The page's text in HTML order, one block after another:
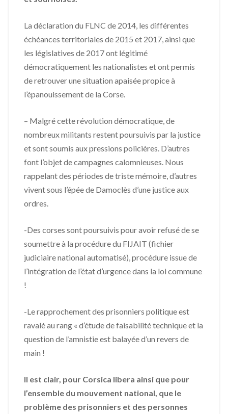
La déclaration du FLNC de 2014, les différentes
échéances territoriales de 2015 et 2017, ainsi que
les législatives de 2017 ont légitimé
démocratiquement les nationalistes et ont permis
de retrouver une situation apaisée propice à
l’épanouissement de la Corse.
– Malgré cette révolution démocratique, de
nombreux militants restent poursuivis par la justice
et sont soumis aux pressions policières. D’autres
font l’objet de campagnes calomnieuses. Nous
rappelant des périodes de triste mémoire, d’autres
vivent sous l’épée de Damoclès d’une justice aux
ordres.
-Des corses sont poursuivis pour avoir refusé de se
soumettre à la procédure du FIJAIT (fichier
judiciaire national automatisé), procédure issue de
l’intégration de l’état d’urgence dans la loi commune
!
-Le rapprochement des prisonniers politique est
ravalé au rang « d’étude de faisabilité technique et la
question de l’amnistie est balayée d’un revers de
main !
Il est clair, pour Corsica libera ainsi que pour
l’ensemble du mouvement national, que le
problème des prisonniers et des personnes